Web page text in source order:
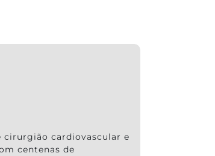
cirurgião cardiovascular e
centenas de